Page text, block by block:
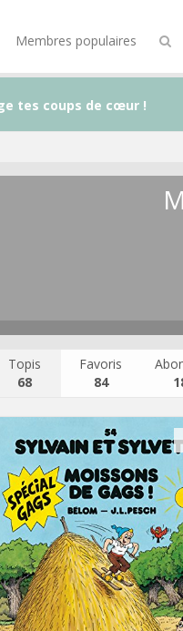
Membres populaires
tes coups de cœur !
Topis
68
Favoris
84